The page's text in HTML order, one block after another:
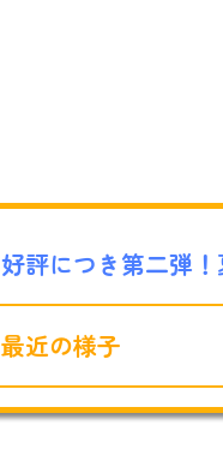
好評につき第二弾
最近の様子
チラシ